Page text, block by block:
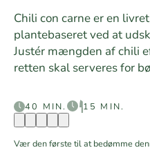
Chili con carne er en
plantebaseret ved at
Justér mængden af chili
retten skal serveres for
40 MIN. 15 MIN.
Vær den første til at bedømme